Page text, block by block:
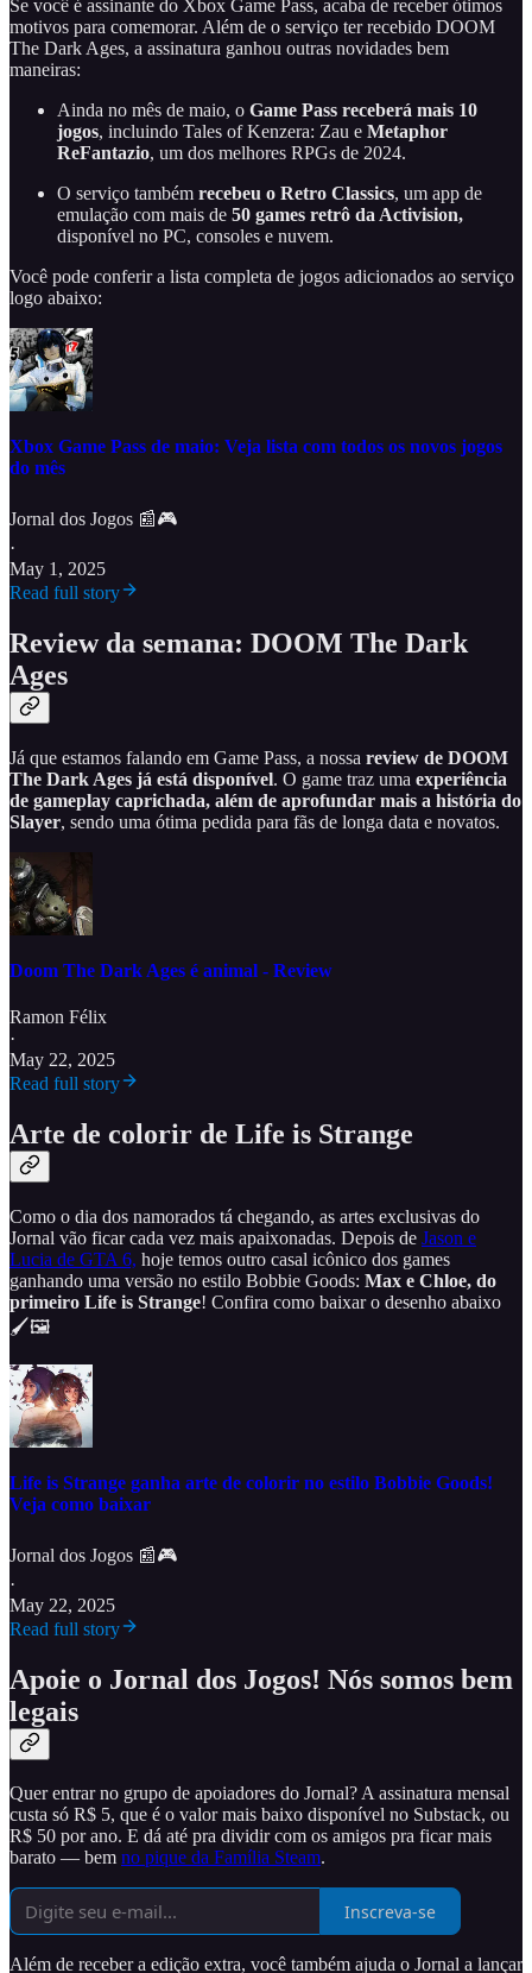
Se você é assinante do Xbox Game Pass, acaba de receber ótimos
motivos para comemorar. Além de o serviço ter recebido DOOM
The Dark Ages, a assinatura ganhou outras novidades bem
maneiras:
Ainda no mês de maio, o Game Pass receberá mais 10
jogos, incluindo Tales of Kenzera: Zau e Metaphor
ReFantazio, um dos melhores RPGs de 2024.
O serviço também recebeu o Retro Classics, um app de
emulação com mais de 50 games retrô da Activision,
disponível no PC, consoles e nuvem.
Você pode conferir a lista completa de jogos adicionados ao serviço
logo abaixo:
Xbox Game Pass de maio: Veja lista com todos os novos jogos
do mês
Jornal dos Jogos 📰🎮
·
May 1, 2025
Read full story
Review da semana: DOOM The Dark
Ages
Já que estamos falando em Game Pass, a nossa review de DOOM
The Dark Ages já está disponível. O game traz uma experiência
de gameplay caprichada, além de aprofundar mais a história do
Slayer, sendo uma ótima pedida para fãs de longa data e novatos.
Doom The Dark Ages é animal - Review
Ramon Félix
·
May 22, 2025
Read full story
Arte de colorir de Life is Strange
Como o dia dos namorados tá chegando, as artes exclusivas do
Jornal vão ficar cada vez mais apaixonadas. Depois de Jason e
Lucia de GTA 6, hoje temos outro casal icônico dos games
ganhando uma versão no estilo Bobbie Goods: Max e Chloe, do
primeiro Life is Strange! Confira como baixar o desenho abaixo
🖌️🖼️
Life is Strange ganha arte de colorir no estilo Bobbie Goods!
Veja como baixar
Jornal dos Jogos 📰🎮
·
May 22, 2025
Read full story
Apoie o Jornal dos Jogos! Nós somos bem
legais
Quer entrar no grupo de apoiadores do Jornal? A assinatura mensal
custa só R$ 5, que é o valor mais baixo disponível no Substack, ou
R$ 50 por ano. E dá até pra dividir com os amigos pra ficar mais
barato — bem no pique da Família Steam.
Inscreva-se
Além de receber a edição extra, você também ajuda o Jornal a lançar